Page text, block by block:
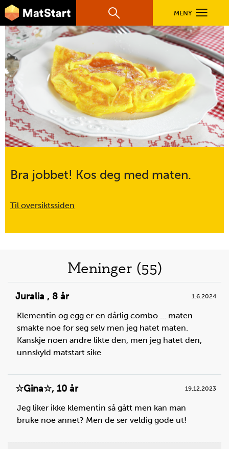
Hopp til hovedinnhold
hovednavigasjonsmobilversjon
MatStart
Søk MENY
OPPSKRIFTER
FILM
FØR DU STARTER
LÆR MER
TIL DE VOKSNE
Klementinomelett
oppsummering
Bra jobbet! Kos deg med maten.
Til oversiktssiden
Meninger (55)
Juralia , 8 år 1.6.2024
Klementin og egg er en dårlig combo … maten
smakte noe for seg selv men jeg hatet maten.
Kanskje noen andre likte den, men jeg hatet den,
unnskyld matstart sike
☆Gina☆, 10 år 19.12.2023
Jeg liker ikke klementin så gått men kan man
bruke noe annet? Men de ser veldig gode ut!